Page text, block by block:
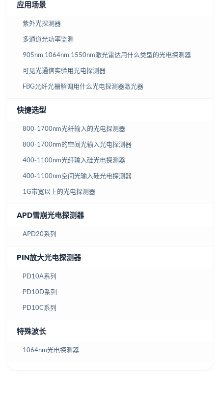
应用场景
紫外光探测器
多通道光功率监测
905nm,1064nm,1550nm激光雷达用什么类型的光电探测器
可见光通信实验用光电探测器
FBG光纤光栅解调用什么光电探测器激光器
快捷选型
800-1700nm光纤输入的光电探测器
800-1700nm的空间光输入光电探测器
400-1100nm光纤输入硅光电探测器
400-1100nm空间光输入硅光电探测器
1G带宽以上的光电探测器
APD雪崩光电探测器
APD20系列
PIN放大光电探测器
PD10A系列
PD10D系列
PD10C系列
特殊波长
1064nm光电探测器